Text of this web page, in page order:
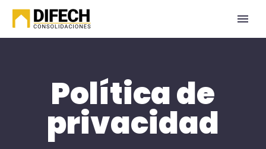
Política de
privacidad